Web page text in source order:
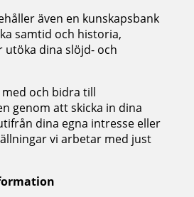
även en kunskapsbank
samtid och historia,
dina slöjd- och
med och bidra till
genom att skicka in dina
dina egna intresse eller
vi arbetar med just